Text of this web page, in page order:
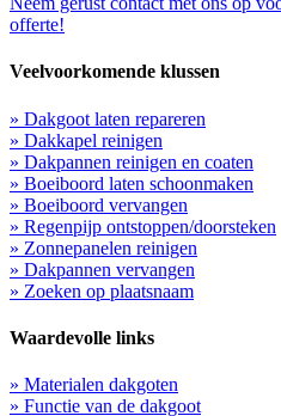
offerte!
Veelvoorkomende klussen
» Dakgoot laten repareren
» Dakkapel reinigen
» Dakpannen reinigen en coaten
» Boeiboord laten schoonmaken
» Boeiboord vervangen
» Regenpijp ontstoppen/doorsteken
» Zonnepanelen reinigen
» Dakpannen vervangen
» Zoeken op plaatsnaam
Waardevolle links
» Materialen dakgoten
» Functie van de dakgoot